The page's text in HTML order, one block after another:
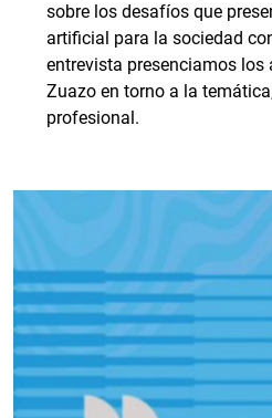
sobre los desafíos que
artificial para la sociedad
entrevista presenciamos los
Zuazo en torno a la
profesional.